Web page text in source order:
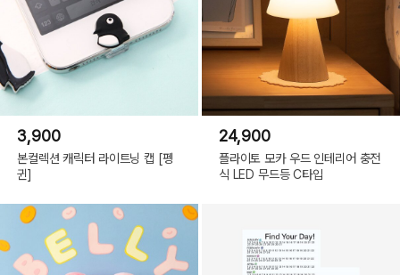
3,900
본컬렉션 캐릭터 라이트닝 캡 [펭
귄]
24,900
플라이토 모카 우드 인테리어 충전
식 LED 무드등 C타입